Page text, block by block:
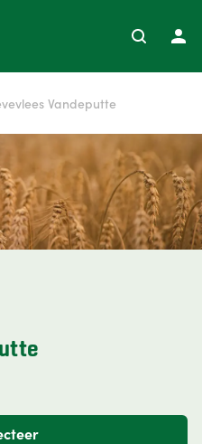
Vandeputte